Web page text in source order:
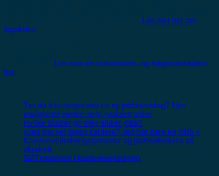
Les mer her om
fagskoler.
Les mer om universitets- og høgskolestudier
her.
Tør du å ta steget mot en ny jobbhverdag? Nye
muligheter venter, selv i voksen alder.
Hvilke studier gir meg sikker jobb?
«Jeg har vel ingen karriere? Jeg har bare en jobb.»
Karriereveiledningstjenester og jobbsøkerkurs på
ukrainsk
SØTmodellen i karriereveiledning